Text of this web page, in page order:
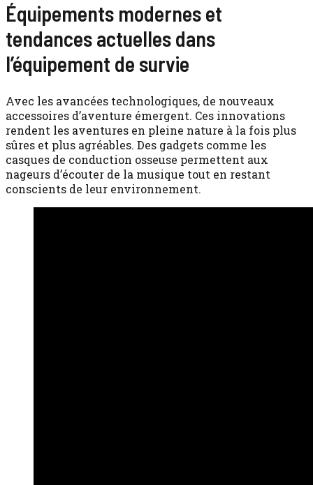
Équipements modernes et
tendances actuelles dans
l’équipement de survie
Avec les avancées technologiques, de nouveaux
accessoires d’aventure émergent. Ces innovations
rendent les aventures en pleine nature à la fois plus
sûres et plus agréables. Des gadgets comme les
casques de conduction osseuse permettent aux
nageurs d’écouter de la musique tout en restant
conscients de leur environnement.